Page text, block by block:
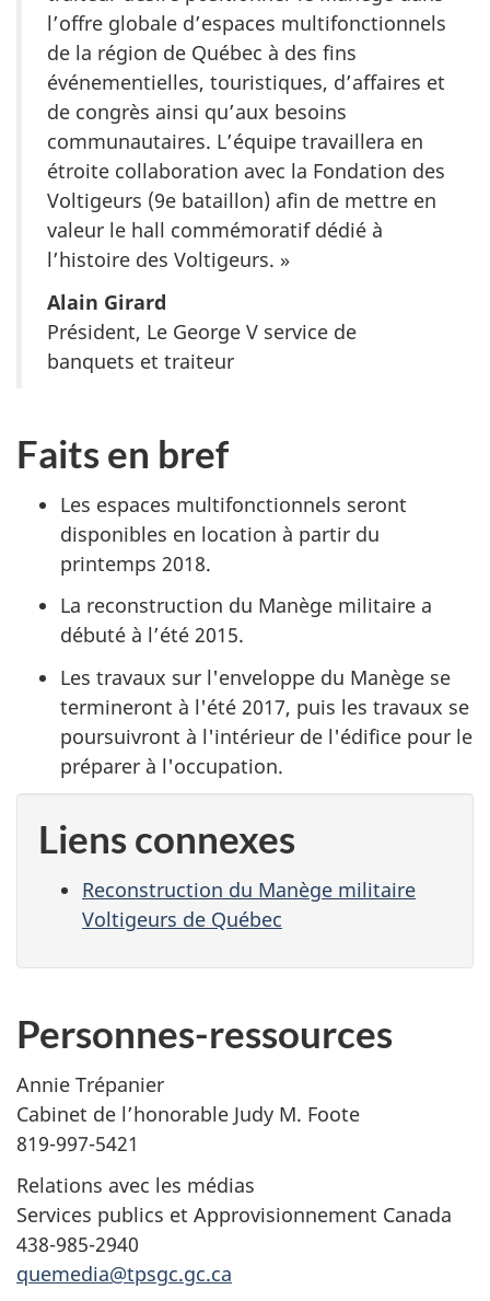
l’offre globale d’espaces multifonctionnels
de la région de Québec à des fins
événementielles, touristiques, d’affaires et
de congrès ainsi qu’aux besoins
communautaires. L’équipe travaillera en
étroite collaboration avec la Fondation des
Voltigeurs (9e bataillon) afin de mettre en
valeur le hall commémoratif dédié à
l’histoire des Voltigeurs. »
Alain Girard
Président, Le George V service de
banquets et traiteur
Faits en bref
Les espaces multifonctionnels seront
disponibles en location à partir du
printemps 2018.
La reconstruction du Manège militaire a
débuté à l’été 2015.
Les travaux sur l'enveloppe du Manège se
termineront à l'été 2017, puis les travaux se
poursuivront à l'intérieur de l'édifice pour le
préparer à l'occupation.
Liens connexes
Reconstruction du Manège militaire
Voltigeurs de Québec
Personnes-ressources
Annie Trépanier
Cabinet de l’honorable Judy M. Foote
819-997-5421
Relations avec les médias
Services publics et Approvisionnement Canada
438-985-2940
quemedia@tpsgc.gc.ca